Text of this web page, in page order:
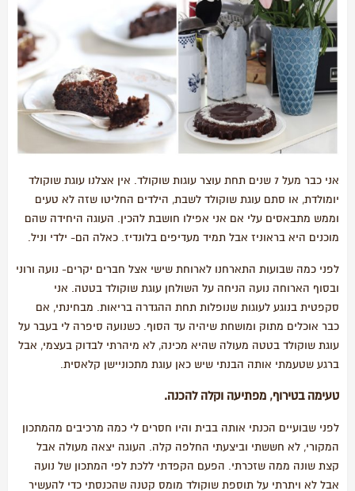
אני כבר מעל 7 שנים תחת עוצר עוגות שוקולד. אין אצלנו עוגת שוקולד
יומולדת, או סתם עוגת שוקולד לשבת, הילדים החליטו שזה לא טעים
וממש מתבאסים עלי אם אני אפילו חושבת להכין. העוגה היחידה שהם
מוכנים היא בראוניז אבל תמיד מעדיפים בלונדיז. כאלה הם- ילדי וניל.
לפני כמה שבועות התארחנו לארוחת שישי אצל חברים יקרים- נועה ורוני
ובסוף הארוחה נועה הניחה על השולחן עוגת שוקולד בטטה. אני
סקפטית בנוגע לעוגות שנופלות תחת ההגדרה בריאות. מבחינתי, אם
כבר אוכלים מתוק ומושחת שיהיה עד הסוף. כשנועה סיפרה לי בעבר על
עוגת שוקולד בטטה מעולה שהיא מכינה, לא מיהרתי לבדוק בעצמי, אבל
ברגע שטעמתי אותה הבנתי שיש כאן עוגת מתכוניישן קלאסית.
טעימה בטירוף, מפתיעה וקלה להכנה.
לפני שבועיים הכנתי אותה בבית והיו חסרים לי כמה מרכיבים מהמתכון
המקורי, לא חששתי וביצעתי החלפה קלה. העוגה יצאה מעולה אבל
קצת שונה ממה שזכרתי. הפעם הקפדתי ללכת לפי המתכון של נועה
אבל לא ויתרתי על תוספת שוקולד מומס קטנה שהכנסתי כדי להעשיר